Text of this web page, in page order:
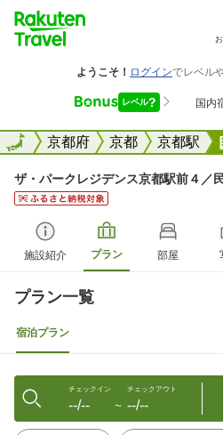
全国京都府 京都 京都駅
全国
ザ・パークレジデンス京都駅前４／
施設紹介 プラン 部屋
プラン一覧
宿泊プラン
チェックイン
--/-- 〜
チェックアウト
--/--